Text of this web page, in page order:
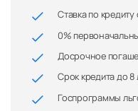
Ставка по кредиту
0%
Досрочное
Срок кредита до 8
Госпрограммы